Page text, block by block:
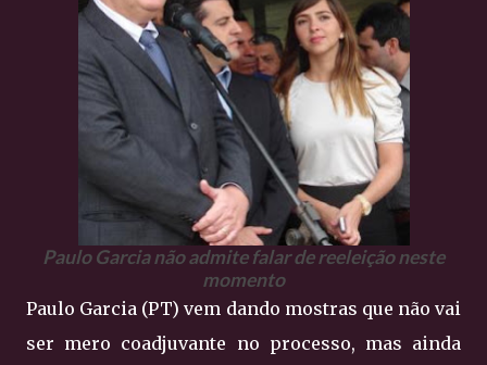
Paulo Garcia não admite falar de reeleição neste
momento
Paulo Garcia (PT) vem dando mostras que não vai
ser mero coadjuvante no processo, mas ainda